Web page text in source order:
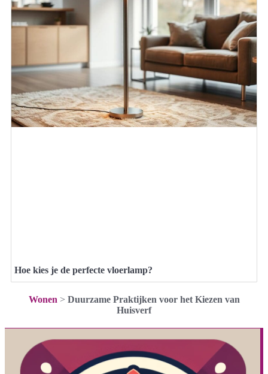
Hoe kies je de perfecte vloerlamp?
Wonen > Duurzame Praktijken voor het Kiezen van
Huisverf